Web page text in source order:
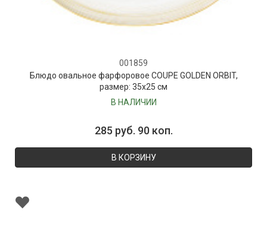
001859
Блюдо овальное фарфоровое COUPE GOLDEN ORBIT,
размер: 35х25 см
В НАЛИЧИИ
285 руб. 90 коп.
В КОРЗИНУ